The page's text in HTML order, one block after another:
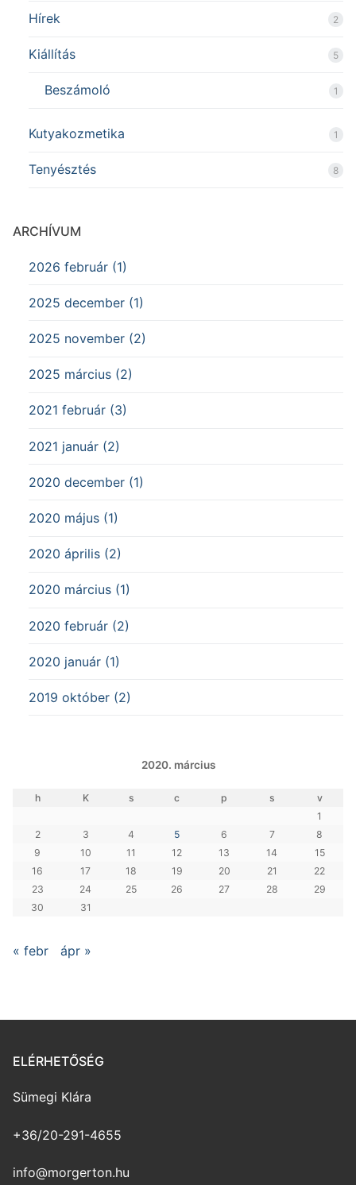
Hírek 2
Kiállítás 5
Beszámoló 1
Kutyakozmetika 1
Tenyésztés 8
ARCHÍVUM
2026 február (1)
2025 december (1)
2025 november (2)
2025 március (2)
2021 február (3)
2021 január (2)
2020 december (1)
2020 május (1)
2020 április (2)
2020 március (1)
2020 február (2)
2020 január (1)
2019 október (2)
2020. március
h K s c p s
v
1
2
3 4 5 6 7
8
9
10 11 12 13 14
15
16
17 18 19 20 21
22
23
24 25 26 27 28
29
30
31
« febr ápr »
ELÉRHETŐSÉG
Sümegi Klára
+36/20-291-4655
info@morgerton.hu